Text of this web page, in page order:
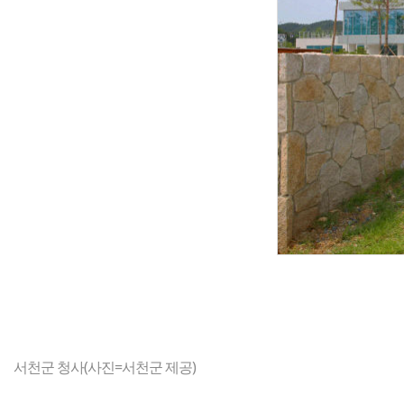
서천군 청사(사진=서천군 제공)